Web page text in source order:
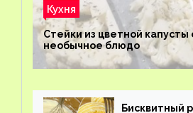
Кухня
Стейки из цветной капусты
необычное блюдо
Бисквитный